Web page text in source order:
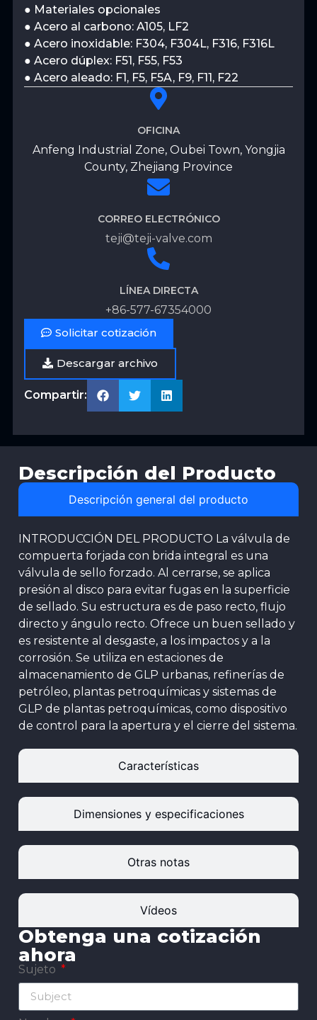
● Materiales opcionales
● Acero al carbono: A105, LF2
● Acero inoxidable: F304, F304L, F316, F316L
● Acero dúplex: F51, F55, F53
● Acero aleado: F1, F5, F5A, F9, F11, F22
OFICINA
Anfeng Industrial Zone, Oubei Town, Yongjia
County, Zhejiang Province
CORREO ELECTRÓNICO
teji@teji-valve.com
LÍNEA DIRECTA
+86-577-67354000
Solicitar cotización
Descargar archivo
Compartir:
Descripción del Producto
Descripción general del producto
Características
Dimensiones y especificaciones
Otras notas
Vídeos
INTRODUCCIÓN DEL PRODUCTO La válvula de
compuerta forjada con brida integral es una
válvula de sello forzado. Al cerrarse, se aplica
presión al disco para evitar fugas en la superficie
de sellado. Su estructura es de paso recto, flujo
directo y ángulo recto. Ofrece un buen sellado y
es resistente al desgaste, a los impactos y a la
corrosión. Se utiliza en estaciones de
almacenamiento de GLP urbanas, refinerías de
petróleo, plantas petroquímicas y sistemas de
GLP de plantas petroquímicas, como dispositivo
de control para la apertura y el cierre del sistema.
Obtenga una cotización
ahora
Sujeto